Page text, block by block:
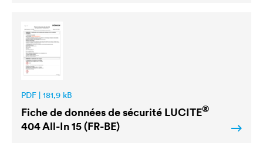
PDF | 181,9 kB
Fiche de données de sécurité LUCITE®
404 All-In 15 (FR-BE)